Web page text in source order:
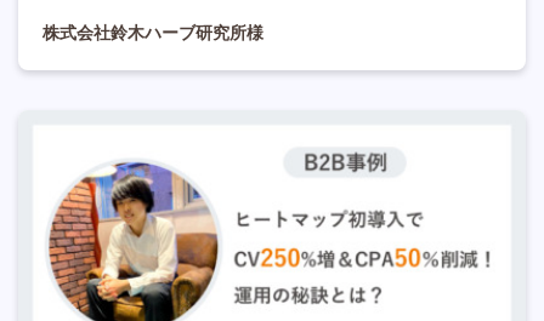
株式会社鈴木ハーブ研究所様